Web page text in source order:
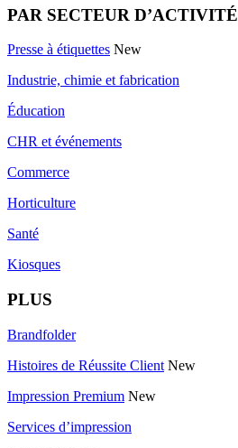
PAR SECTEUR D’ACTIVITÉ
Presse à étiquettes New
Industrie, chimie et fabrication
Éducation
CHR et événements
Commerce
Horticulture
Santé
Kiosques
PLUS
Brandfolder
Histoires de Réussite Client New
Impression Premium New
Services d’impression